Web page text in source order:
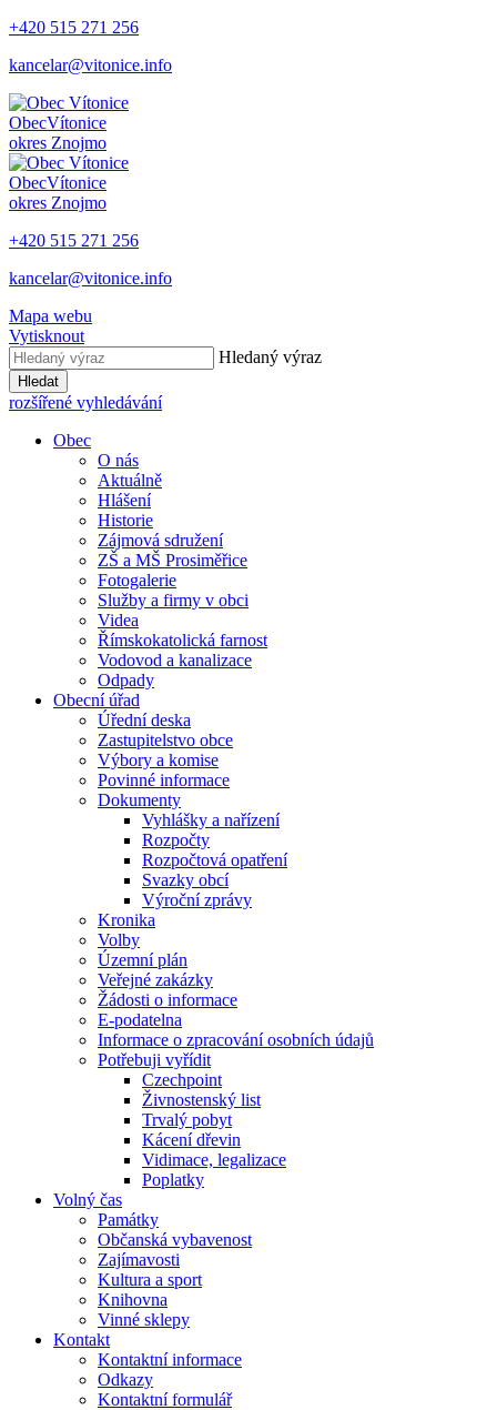
+420 515 271 256
kancelar@vitonice.info
ObecVítonice
okres Znojmo
ObecVítonice
okres Znojmo
+420 515 271 256
kancelar@vitonice.info
Mapa webu
Vytisknout
Hledaný výraz
Hledat
rozšířené vyhledávání
Obec
O nás
Aktuálně
Hlášení
Historie
Zájmová sdružení
ZŠ a MŠ Prosiměřice
Fotogalerie
Služby a firmy v obci
Videa
Římskokatolická farnost
Vodovod a kanalizace
Odpady
Obecní úřad
Úřední deska
Zastupitelstvo obce
Výbory a komise
Povinné informace
Dokumenty
Vyhlášky a nařízení
Rozpočty
Rozpočtová opatření
Svazky obcí
Výroční zprávy
Kronika
Volby
Územní plán
Veřejné zakázky
Žádosti o informace
E-podatelna
Informace o zpracování osobních údajů
Potřebuji vyřídit
Czechpoint
Živnostenský list
Trvalý pobyt
Kácení dřevin
Vidimace, legalizace
Poplatky
Volný čas
Památky
Občanská vybavenost
Zajímavosti
Kultura a sport
Knihovna
Vinné sklepy
Kontakt
Kontaktní informace
Odkazy
Kontaktní formulář